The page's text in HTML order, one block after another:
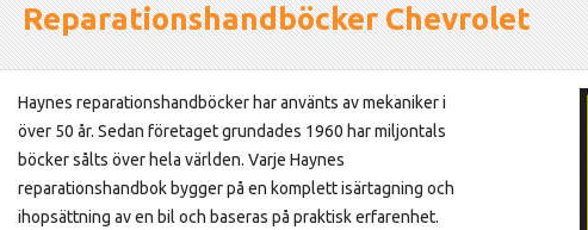
Reparationshandböcker Chevrolet
Haynes reparationshandböcker har använts av mekaniker i
över 50 år. Sedan företaget grundades 1960 har miljontals
böcker sålts över hela världen. Varje Haynes
reparationshandbok bygger på en komplett isärtagning och
ihopsättning av en bil och baseras på praktisk erfarenhet.